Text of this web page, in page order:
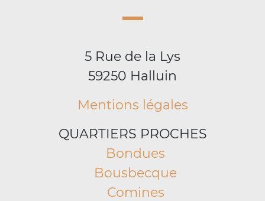
5 Rue de la Lys
59250 Halluin
Mentions légales
QUARTIERS PROCHES
Bondues
Bousbecque
Comines